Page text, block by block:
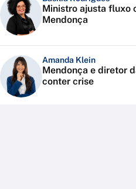
Ministro ajusta fluxo
Mendonça
Amanda Klein
Mendonça e diretor
conter crise